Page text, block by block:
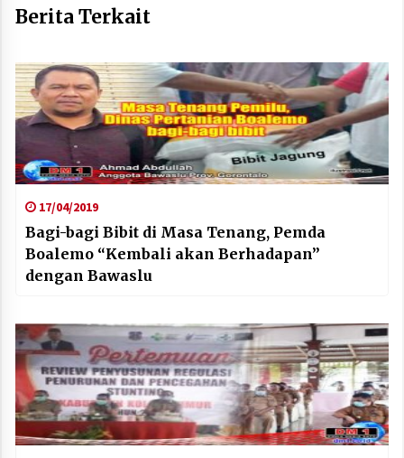
Berita Terkait
17/04/2019
Bagi-bagi Bibit di Masa Tenang, Pemda
Boalemo “Kembali akan Berhadapan”
dengan Bawaslu